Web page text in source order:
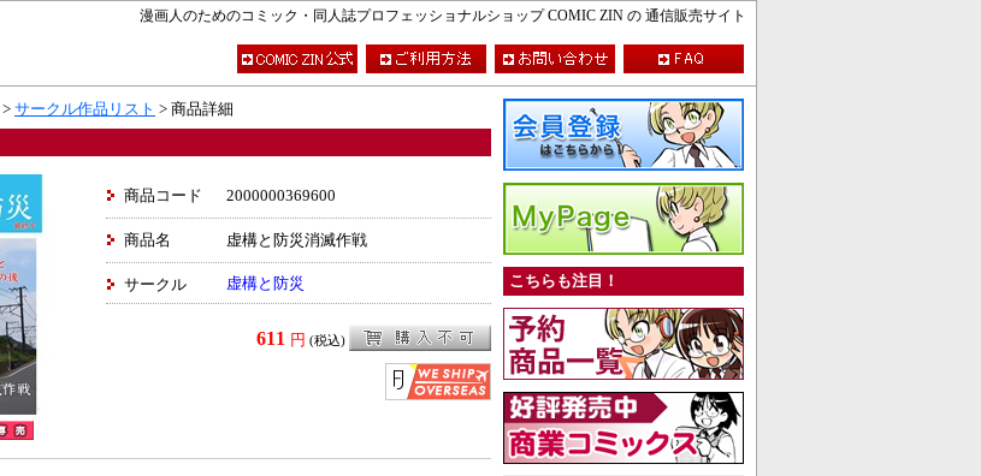
漫画人のためのコミック・同人誌プロフェッショナルショップ COMIC ZIN の 通信販売サイト
> サークル作品リスト > 商品詳細
商品コード 2000000369600
商品名 虚構と防災消滅作戦
サークル 虚構と防災
611 円 (税込)
こちらも注目！